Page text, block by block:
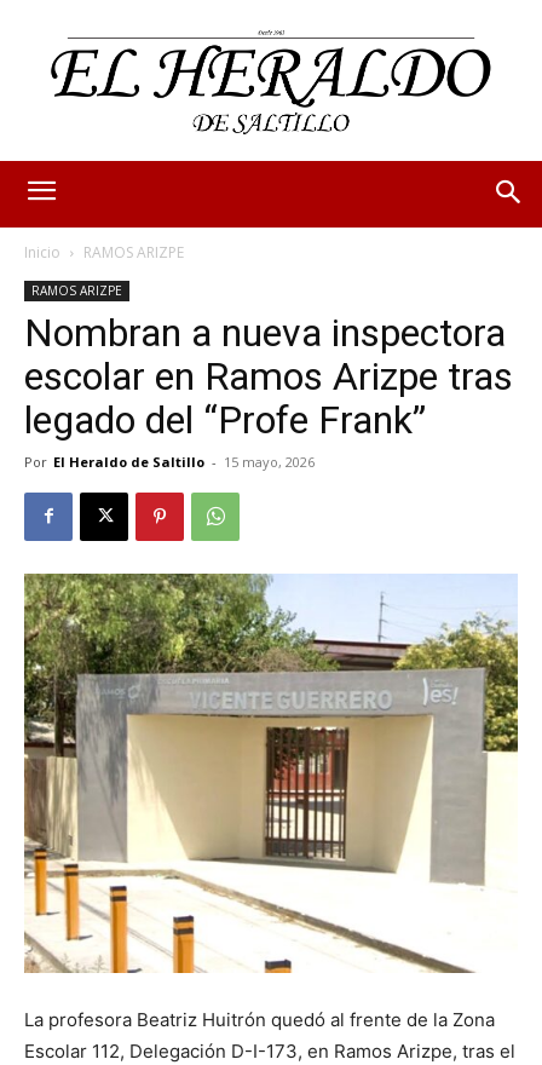
Inicio RAMOS ARIZPE
RAMOS ARIZPE
Nombran a nueva inspectora
escolar en Ramos Arizpe tras
legado del “Profe Frank”
Por El Heraldo de Saltillo - 15 mayo, 2026
La profesora Beatriz Huitrón quedó al frente de la Zona
Escolar 112, Delegación D-I-173, en Ramos Arizpe, tras el